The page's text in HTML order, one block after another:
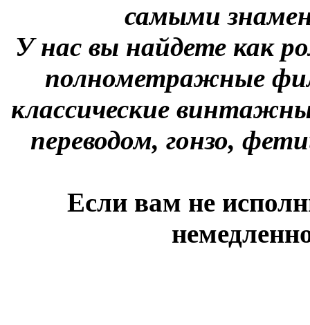
самыми
У нас вы найдете как
полнометражные
классические
переводом, гонзо,
Если вам не